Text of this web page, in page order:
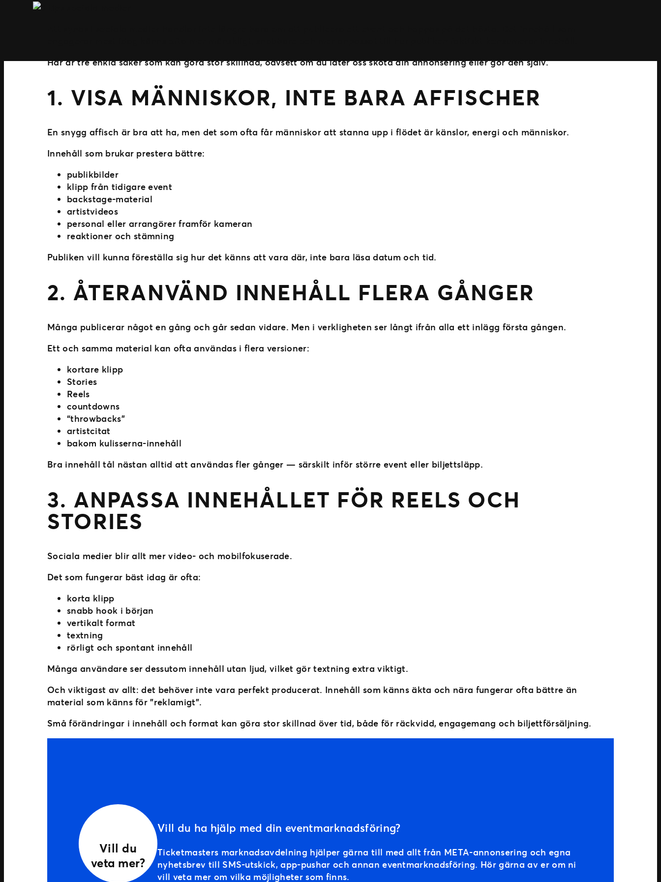
Här är tre enkla saker som kan göra stor skillnad, oavsett om du låter oss sköta din annonsering eller gör den själv.
1. VISA MÄNNISKOR, INTE BARA AFFISCHER
En snygg affisch är bra att ha, men det som ofta får människor att stanna upp i flödet är känslor, energi och människor.
Innehåll som brukar prestera bättre:
publikbilder
klipp från tidigare event
backstage-material
artistvideos
personal eller arrangörer framför kameran
reaktioner och stämning
Publiken vill kunna föreställa sig hur det känns att vara där, inte bara läsa datum och tid.
2. ÅTERANVÄND INNEHÅLL FLERA GÅNGER
Många publicerar något en gång och går sedan vidare. Men i verkligheten ser långt ifrån alla ett inlägg första gången.
Ett och samma material kan ofta användas i flera versioner:
kortare klipp
Stories
Reels
countdowns
“throwbacks”
artistcitat
bakom kulisserna-innehåll
Bra innehåll tål nästan alltid att användas fler gånger — särskilt inför större event eller biljettsläpp.
3. ANPASSA INNEHÅLLET FÖR REELS OCH
STORIES
Sociala medier blir allt mer video- och mobilfokuserade.
Det som fungerar bäst idag är ofta:
korta klipp
snabb hook i början
vertikalt format
textning
rörligt och spontant innehåll
Många användare ser dessutom innehåll utan ljud, vilket gör textning extra viktigt.
Och viktigast av allt: det behöver inte vara perfekt producerat. Innehåll som känns äkta och nära fungerar ofta bättre än
material som känns för ”reklamigt”.
Små förändringar i innehåll och format kan göra stor skillnad över tid, både för räckvidd, engagemang och biljettförsäljning.
Vill du
veta mer?
Vill du ha hjälp med din eventmarknadsföring?
Ticketmasters marknadsavdelning hjälper gärna till med allt från META-annonsering och egna
nyhetsbrev till SMS-utskick, app-pushar och annan eventmarknadsföring. Hör gärna av er om ni
vill veta mer om vilka möjligheter som finns.